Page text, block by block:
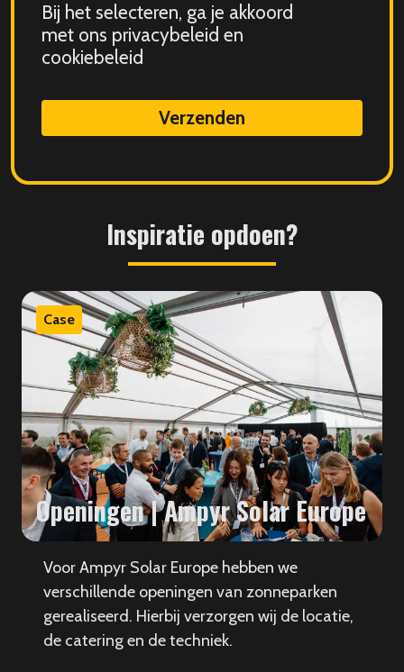
Consent
for
storing
data
Bij het selecteren, ga je akkoord
met ons privacybeleid en
cookiebeleid
Inspiratie opdoen?
Case
Openingen | Ampyr Solar Europe
Voor Ampyr Solar Europe hebben we
verschillende openingen van zonneparken
gerealiseerd. Hierbij verzorgen wij de locatie,
de catering en de techniek.